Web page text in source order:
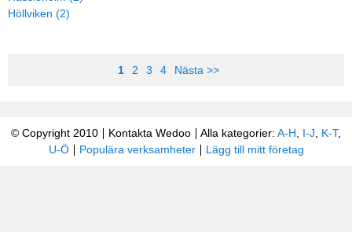
Höllviken (2)
1 2 3 4 Nästa >>
© Copyright 2010 Kontakta Wedoo Alla kategorier: A-H I-J K-T,
U-Ö
Populära verksamheter Lägg till mitt företag